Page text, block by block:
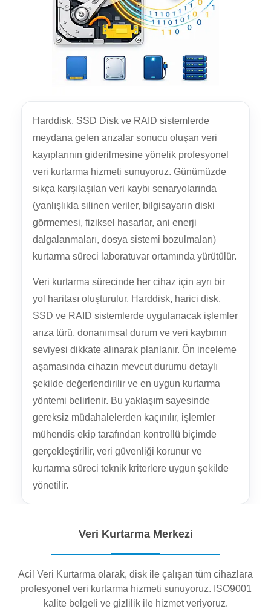
Harddisk, SSD Disk ve RAID sistemlerde
meydana gelen arızalar sonucu oluşan veri
kayıplarının giderilmesine yönelik profesyonel
veri kurtarma hizmeti sunuyoruz. Günümüzde
sıkça karşılaşılan veri kaybı senaryolarında
(yanlışlıkla silinen veriler, bilgisayarın diski
görmemesi, fiziksel hasarlar, ani enerji
dalgalanmaları, dosya sistemi bozulmaları)
kurtarma süreci laboratuvar ortamında yürütülür.
Veri kurtarma sürecinde her cihaz için ayrı bir
yol haritası oluşturulur. Harddisk, harici disk,
SSD ve RAID sistemlerde uygulanacak işlemler
arıza türü, donanımsal durum ve veri kaybının
seviyesi dikkate alınarak planlanır. Ön inceleme
aşamasında cihazın mevcut durumu detaylı
şekilde değerlendirilir ve en uygun kurtarma
yöntemi belirlenir. Bu yaklaşım sayesinde
gereksiz müdahalelerden kaçınılır, işlemler
mühendis ekip tarafından kontrollü biçimde
gerçekleştirilir, veri güvenliği korunur ve
kurtarma süreci teknik kriterlere uygun şekilde
yönetilir.
Veri Kurtarma Merkezi
Acil Veri Kurtarma olarak, disk ile çalışan tüm cihazlara
profesyonel veri kurtarma hizmeti sunuyoruz. ISO9001
kalite belgeli ve gizlilik ile hizmet veriyoruz.